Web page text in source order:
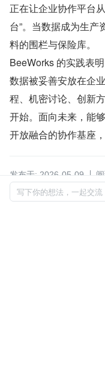
正在让企业协作平台
台”。当数据成为生
料的围栏与保险库。
BeeWorks 的实践表
数据被妥善安放在企
程、机密讨论、创新
开始。面向未来，能
开放融合的协作基座
发布于: 2026-05-09
如对本文有异议，可点
写下你的想法，一起交流